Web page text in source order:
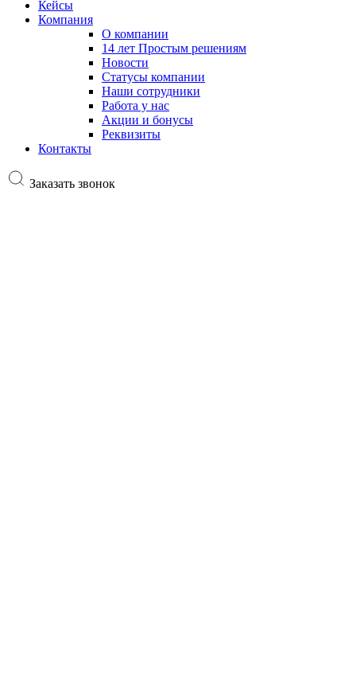
Кейсы
Компания
О компании
14 лет Простым решениям
Новости
Статусы компании
Наши сотрудники
Работа у нас
Акции и бонусы
Реквизиты
Контакты
Заказать звонок